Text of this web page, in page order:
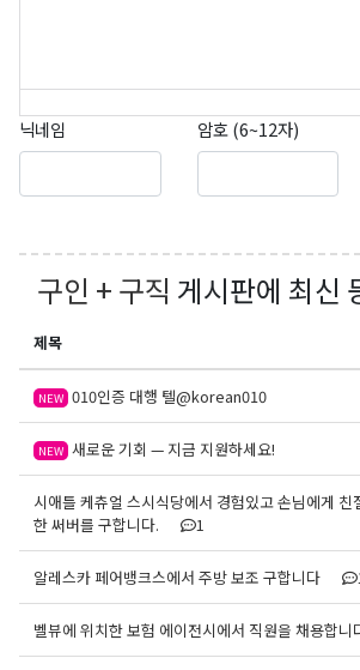
닉네임 암호 (6~12자)
구인 + 구직 게시판에 최신
제목
NEW 010인증 대행 텔@korean010
NEW 새로운 기회 — 지금 지원하세요!
시애틀 케츄얼 스시식당에서 경험있고 손님에게 친
한 써버를 구합니다.
1
알레스카 페어뱅크스에서 주방 보조 구합니다
벨뷰에 위치한 보험 에이전시에서 직원을 채용합니